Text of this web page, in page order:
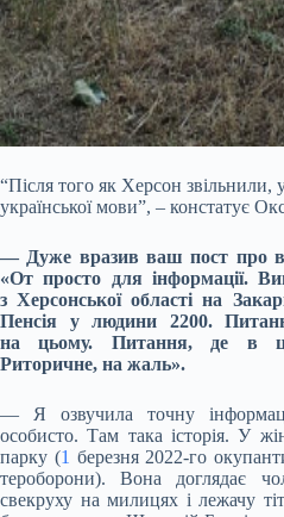
“Після того як Херсон звільнили,
української мови”, – констатує
— Дуже вразив ваш пост про
«От просто для інформації.
з Херсонської області на
Пенсія у людини 2200.
на цьому. Питання, де в
Риторичне, на жаль».
— Я озвучила точну
особисто. Там така історія. У
парку (1 березня 2022-го
тероборони). Вона доглядає
свекруху на милицях і лежачу